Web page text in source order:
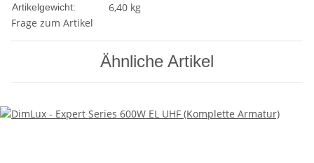
Artikelgewicht: 6,40 kg
Frage zum Artikel
Ähnliche Artikel